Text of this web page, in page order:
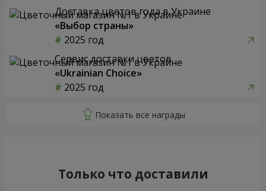
Доставка цветов года в Украине
«Выбор страны»
2025 год
Сервис доставки цветов
«Ukrainian Choice»
2025 год
Только что доставили